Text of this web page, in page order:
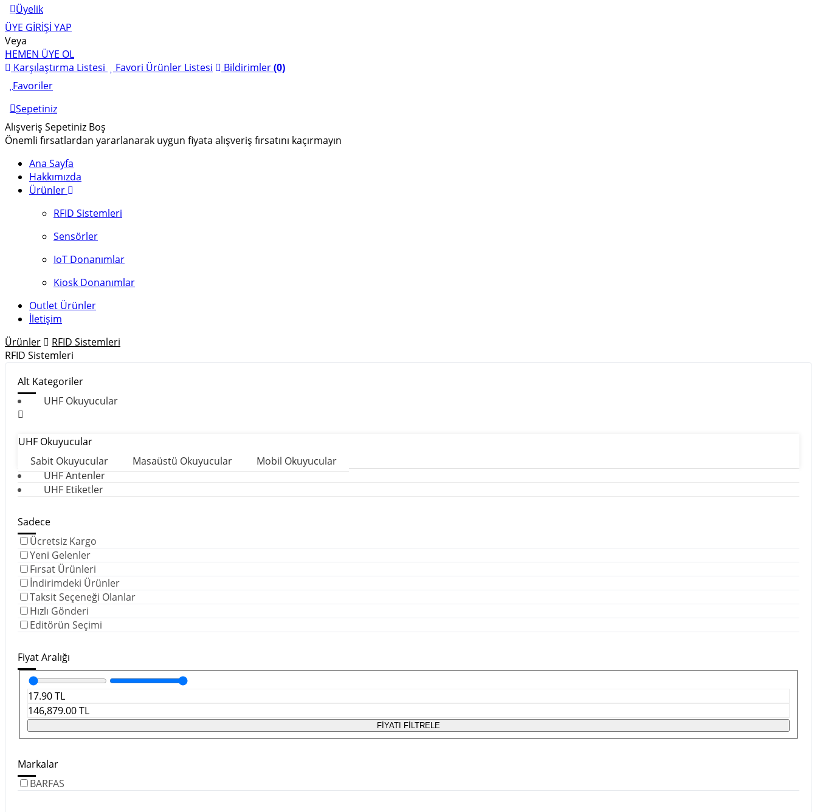
Üyelik
ÜYE GİRİŞİ YAP
Veya
HEMEN ÜYE OL
Karşılaştırma Listesi
Favori Ürünler Listesi Bildirimler(0)
Favoriler
Sepetiniz
Alışveriş Sepetiniz Boş
Önemli fırsatlardan yararlanarak uygun fiyata alışveriş fırsatını kaçırmayın
Ana Sayfa
Hakkımızda
Ürünler
RFID Sistemleri
Sensörler
IoT Donanımlar
Kiosk Donanımlar
Outlet Ürünler
İletişim
Ürünler
RFID Sistemleri
RFID Sistemleri
Alt Kategoriler
UHF Okuyucular
UHF Okuyucular
Sabit Okuyucular
Masaüstü Okuyucular
Mobil Okuyucular
UHF Antenler
UHF Etiketler
Sadece
Ücretsiz Kargo
Yeni Gelenler
Fırsat Ürünleri
İndirimdeki Ürünler
Taksit Seçeneği Olanlar
Hızlı Gönderi
Editörün Seçimi
Fiyat Aralığı
17.90TL
146,879.00TL
FİYATI FİLTRELE
Markalar
BARFAS